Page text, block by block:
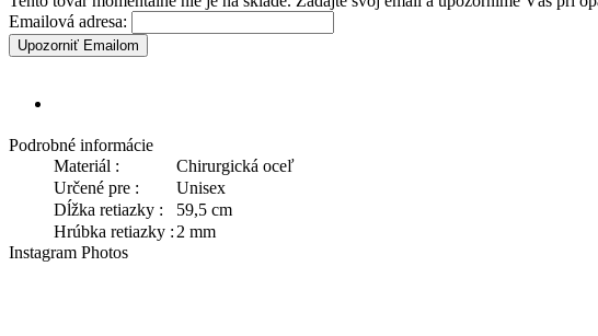
Emailová adresa:
Upozorniť Emailom
Podrobné informácie
Materiál :
Chirurgická oceľ
Určené pre :
Unisex
Dĺžka retiazky :
59,5 cm
Hrúbka retiazky : 2 mm
Instagram Photos